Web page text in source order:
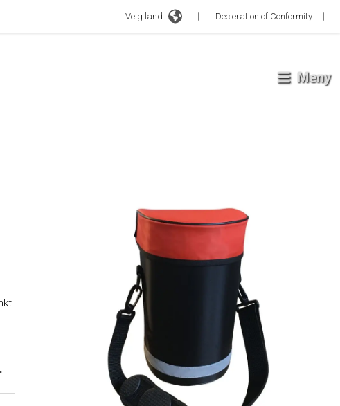
Velg land Decleration of Conformity
Meny